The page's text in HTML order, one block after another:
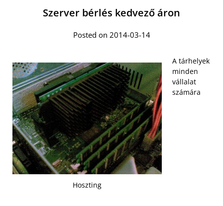
Szerver bérlés kedvező áron
Posted on 2014-03-14
Hoszting
A tárhelyek
minden
vállalat
számára